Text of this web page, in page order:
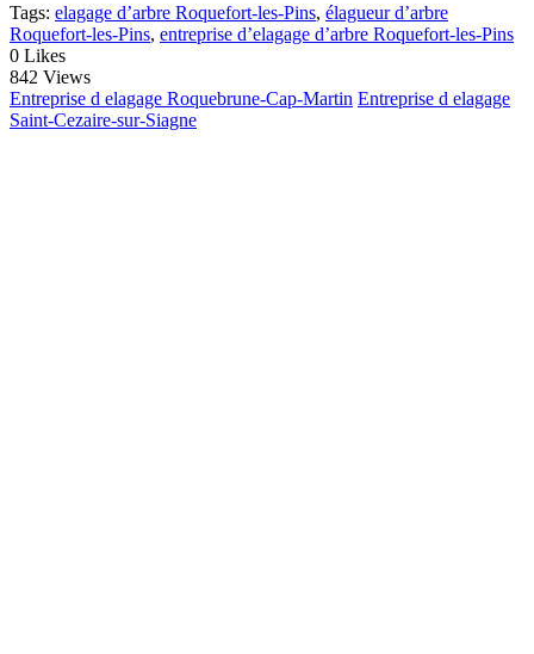
Tags: elagage d’arbre Roquefort-les-Pins, élagueur d’arbre
Roquefort-les-Pins, entreprise d’elagage d’arbre Roquefort-les-Pins
0 Likes
842 Views
Entreprise d elagage Roquebrune-Cap-Martin Entreprise d elagage
Saint-Cezaire-sur-Siagne